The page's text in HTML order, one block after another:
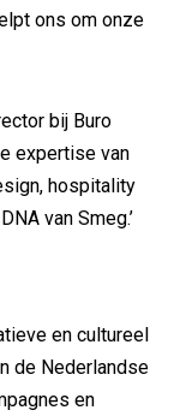
ons om onze
bij Buro
expertise van
hospitality
van Smeg.’
en cultureel
de Nederlandse
en